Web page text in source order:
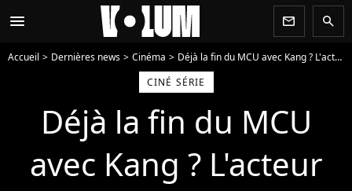
menu newsletter search
Accueil Dernières news Cinéma
Déjà la fin du MCU avec Kang ? L'acteur Jonathan Majors arrêté à New York, soupçonné de violences conjugales
CINÉ SÉRIE
Déjà la fin du MCU
avec Kang ? L'acteur